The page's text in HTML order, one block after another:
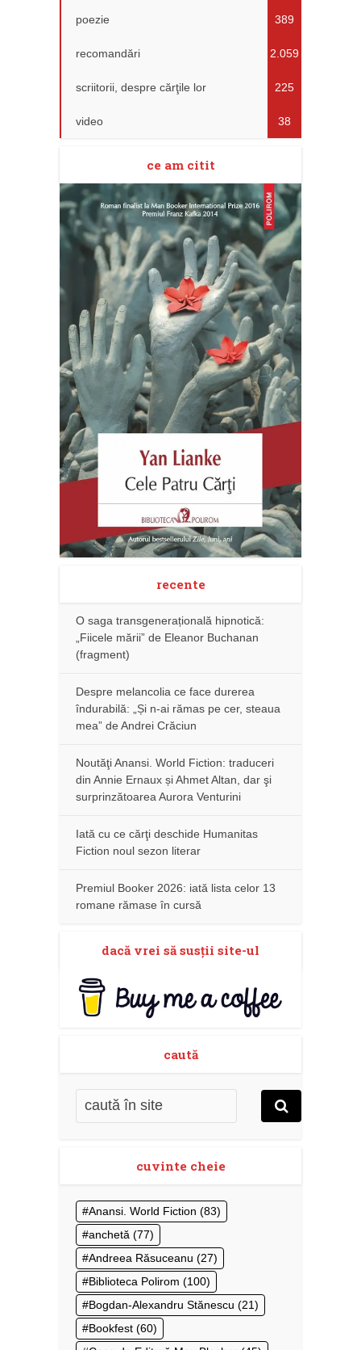
poezie 389
recomandări 2.059
scriitorii, despre cărţile lor 225
video 38
ce am citit
recente
O saga transgenerațională hipnotică:
„Fiicele mării” de Eleanor Buchanan
(fragment)
Despre melancolia ce face durerea
îndurabilă: „Și n-ai rămas pe cer, steaua
mea” de Andrei Crăciun
Noutăţi Anansi. World Fiction: traduceri
din Annie Ernaux și Ahmet Altan, dar şi
surprinzătoarea Aurora Venturini
Iată cu ce cărţi deschide Humanitas
Fiction noul sezon literar
Premiul Booker 2026: iată lista celor 13
romane rămase în cursă
dacă vrei să susţii site-ul
caută
cuvinte cheie
Anansi. World Fiction (83)
anchetă (77)
Andreea Răsuceanu (27)
Biblioteca Polirom (100)
Bogdan-Alexandru Stănescu (21)
Bookfest (60)